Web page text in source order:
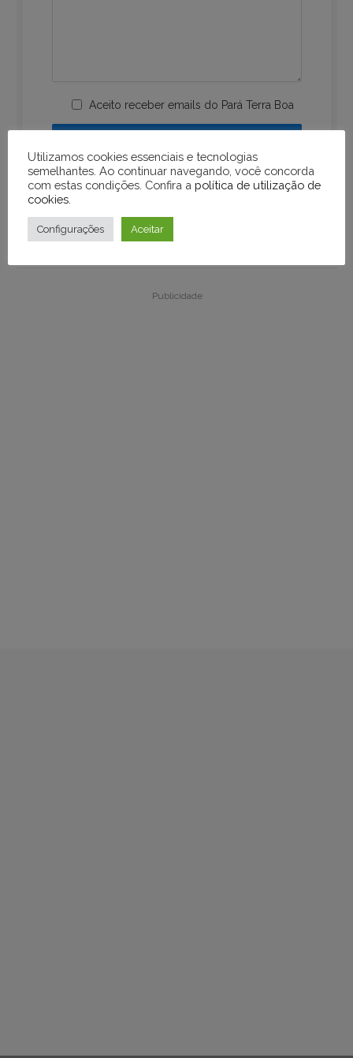
Aceito receber emails do Pará Terra Boa
Publicidade
Utilizamos cookies essenciais e tecnologias
semelhantes. Ao continuar navegando, você concorda
com estas condições. Confira a política de utilização de
cookies
Configurações Aceitar